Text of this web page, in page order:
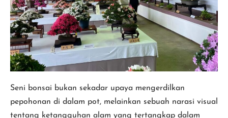
Seni bonsai bukan sekadar upaya mengerdilkan
pepohonan di dalam pot, melainkan sebuah narasi visual
tentang ketangguhan alam yang tertangkap dalam